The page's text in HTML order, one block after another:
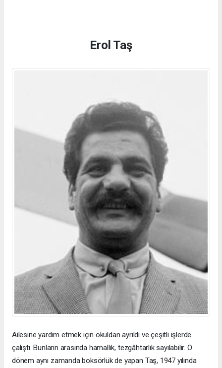
Erol Taş
Ailesine yardım etmek için okuldan ayrıldı ve çeşitli işlerde
çalıştı. Bunların arasında hamallık, tezgâhtarlık sayılabilir. O
dönem aynı zamanda boksörlük de yapan Taş, 1947 yılında